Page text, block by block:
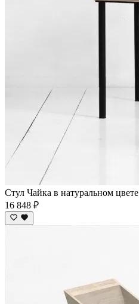
Стул Чайка в натуральном
16 848 ₽